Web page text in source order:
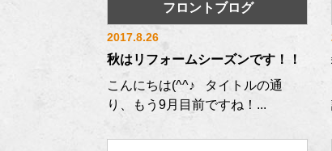
フロントブログ
2017.8.26
秋はリフォームシーズンです！！
こんにちは(^^♪ タイトルの通
り、もう9月目前ですね！...